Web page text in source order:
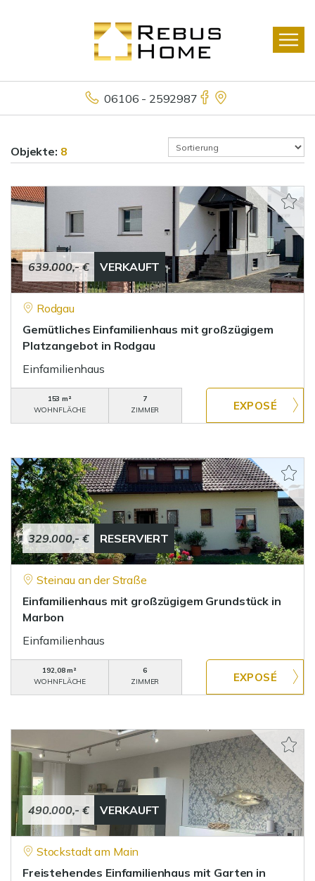
06106 - 2592987
Objekte: 8
639.000,- € VERKAUFT
Rodgau
Gemütliches Einfamilienhaus mit großzügigem
Platzangebot in Rodgau
Einfamilienhaus
153 m²
WOHNFLÄCHE
7
ZIMMER
329.000,- € RESERVIERT
Steinau an der Straße
Einfamilienhaus mit großzügigem Grundstück in
Marbon
Einfamilienhaus
192,08 m²
WOHNFLÄCHE
6
ZIMMER
490.000,- € VERKAUFT
Stockstadt am Main
Freistehendes Einfamilienhaus mit Garten in